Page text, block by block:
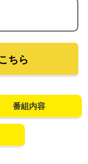
ちら
番組内容